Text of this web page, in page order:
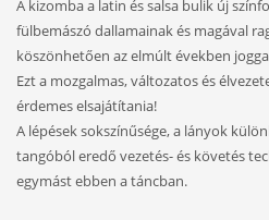
A kizomba a latin és salsa bulik új
fülbemászó dallamainak és magával
köszönhetően az elmúlt években
Ezt a mozgalmas, változatos és
érdemes elsajátítania!
A lépések sokszínűsége, a lányok
tangóból eredő vezetés- és követés
egymást ebben a táncban.